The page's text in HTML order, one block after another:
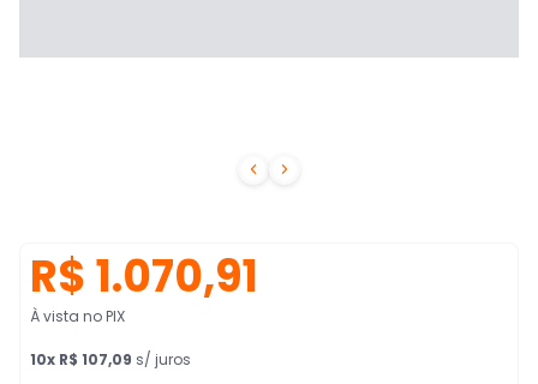
 
R$ 1.070,91
À vista no PIX
10x R$ 107,09 s/ juros